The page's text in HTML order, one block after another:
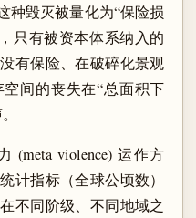
种毁灭被量化为“保险损
只有被资本体系纳入的
有保险、在破碎化景观
间的丧失在“总面积下
(meta violence) 运作方
计指标（全球公顷数）
不同阶级、不同地域之